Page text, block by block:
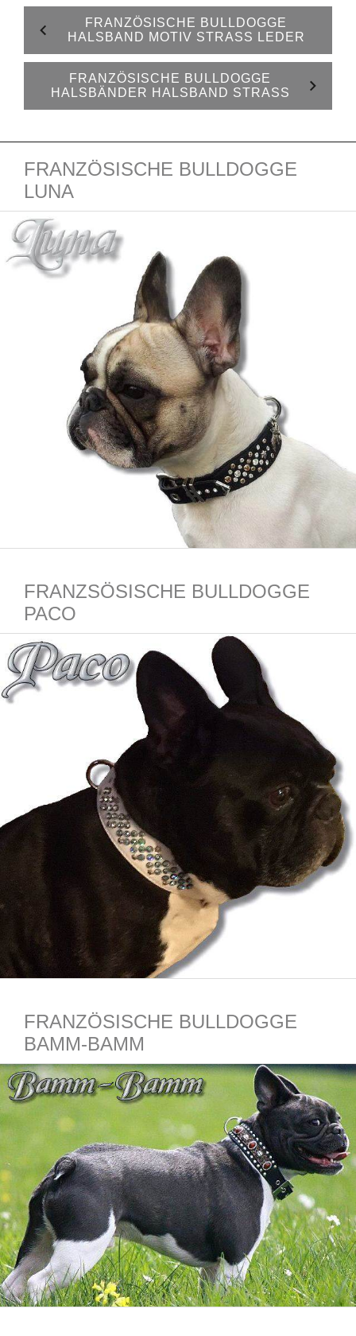
FRANZÖSISCHE BULLDOGGE
HALSBAND MOTIV STRASS LEDER
FRANZÖSISCHE BULLDOGGE
HALSBÄNDER HALSBAND STRASS
FRANZÖSISCHE BULLDOGGE
LUNA
FRANZSÖSISCHE BULLDOGGE
PACO
FRANZÖSISCHE BULLDOGGE
BAMM-BAMM